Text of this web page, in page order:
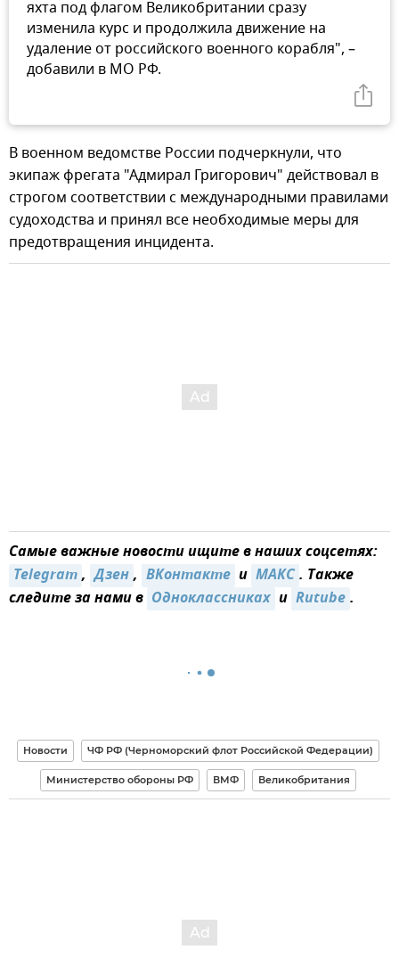
яхта под флагом Великобритании сразу
изменила курс и продолжила движение на
удаление от российского военного корабля", –
добавили в МО РФ.
В военном ведомстве России подчеркнули, что
экипаж фрегата "Адмирал Григорович" действовал в
строгом соответствии с международными правилами
судоходства и принял все необходимые меры для
предотвращения инцидента.
Самые важные новости ищите в наших соцсетях:
Telegram, Дзен, ВКонтакте и MAКС. Также
следите за нами в Одноклассниках и Rutube.
Новости ЧФ РФ (Черноморский флот Российской Федерации)
Министерство обороны РФ ВМФ Великобритания